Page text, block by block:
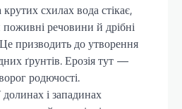
схилах вода стікає,
речовини й дрібні
призводить до утворення
ґрунтів. Ерозія тут —
родючості.
і западинах